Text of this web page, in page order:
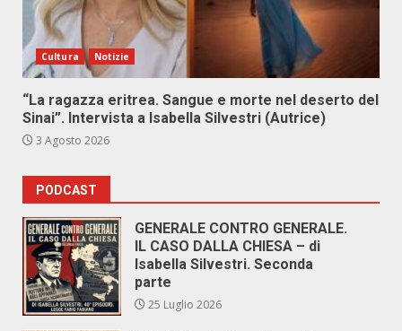
Cultura Notizie
“La ragazza eritrea. Sangue e morte nel deserto del
Sinai”. Intervista a Isabella Silvestri (Autrice)
3 Agosto 2026
PODCAST
GENERALE CONTRO GENERALE.
IL CASO DALLA CHIESA – di
Isabella Silvestri. Seconda
parte
25 Luglio 2026